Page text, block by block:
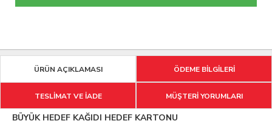
ÜRÜN AÇIKLAMASI ÖDEME BİLGİLERİ
TESLİMAT VE İADE MÜŞTERİ YORUMLARI
BÜYÜK HEDEF KAĞIDI HEDEF KARTONU